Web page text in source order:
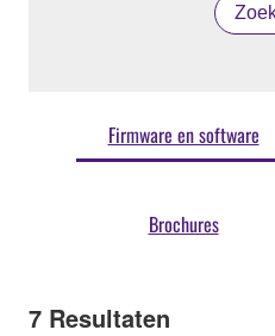
Firmware en software
Brochures
7 Resultaten